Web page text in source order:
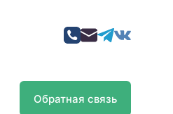
Обратная связь